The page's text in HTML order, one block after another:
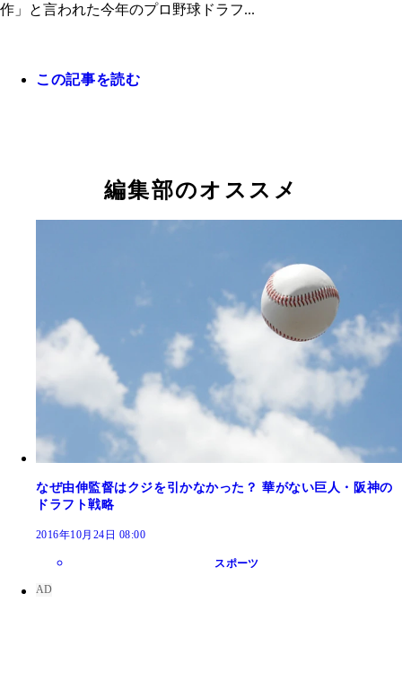
作」と言われた今年のプロ野球ドラフ...
この記事を読む
編集部のオススメ
なぜ由伸監督はクジを引かなかった？ 華がない巨人・阪神の
ドラフト戦略
2016年10月24日 08:00
スポーツ